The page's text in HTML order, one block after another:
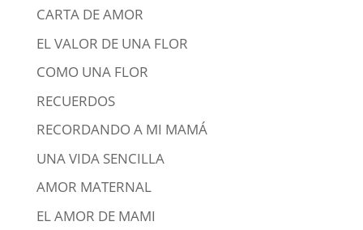
CARTA DE AMOR
EL VALOR DE UNA FLOR
COMO UNA FLOR
RECUERDOS
RECORDANDO A MI MAMÁ
UNA VIDA SENCILLA
AMOR MATERNAL
EL AMOR DE MAMI